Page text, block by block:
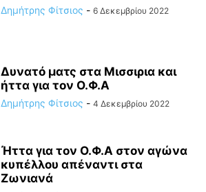
Δημήτρης Φίτσιος - 6 Δεκεμβρίου 2022
Δυνατό ματς στα Μισσιρια και
ήττα για τον Ο.Φ.Α
Δημήτρης Φίτσιος - 4 Δεκεμβρίου 2022
Ήττα για τον Ο.Φ.Α στον αγώνα
κυπέλλου απέναντι στα
Ζωνιανά